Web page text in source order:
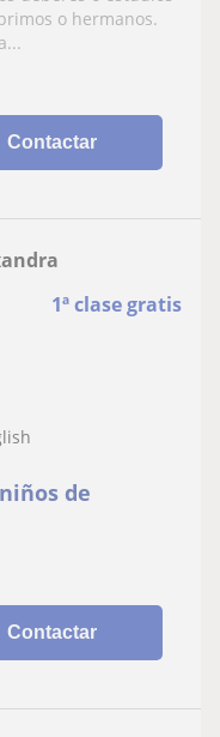
o hermanos.
Contactar
1ª clase gratis
de
Contactar